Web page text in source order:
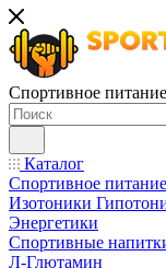
Спортивное
Каталог
Спортивное питание
Изотоники
Энергетики
Спортивные
Л-Глютамин